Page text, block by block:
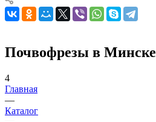
Почвофрезы в Минске
4
Главная
—
Каталог